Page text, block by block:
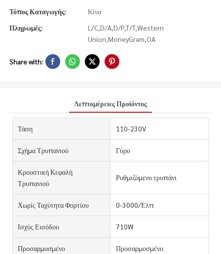
Τόπος Καταγωγής:
Κίνα
Πληρωμές:
L/C,D/A,D/P,T/T,Western
Union,MoneyGram,OA
Share with:
Λεπτομέρειες Προϊόντος
Τάση 110-230V
Σχήμα Τρυπανιού Γύρο
Κρουστική Κεφαλή
Τρυπανιού
Ρυθμιζόμενο τρυπάνι
Χωρίς Ταχύτητα Φορτίου 0-3000/Ελπ
Ισχύς Εισόδου 710W
Προσαρμοσμένο Προσαρμοσμένο